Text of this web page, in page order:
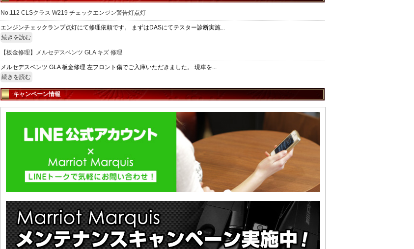
No.112 CLSクラス W219 チェックエンジン警告灯点灯
エンジンチェックランプ点灯にて修理依頼です。 まずはDASにてテスター診断実施...
続きを読む
【板金修理】メルセデスベンツ GLA キズ 修理
メルセデスベンツ GLA 板金修理 左フロント傷でご入庫いただきました。 現車を...
続きを読む
キャンペーン情報